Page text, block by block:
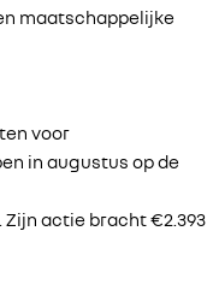
maatschappelijke
voor
in augustus op de
actie bracht €2.393